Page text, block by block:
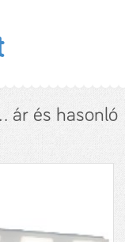
ár és hasonló